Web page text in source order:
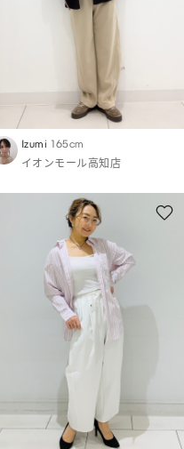
Izumi 165cm
イオンモール高知店